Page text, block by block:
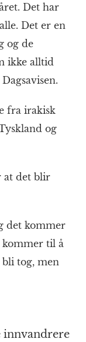
Det har
Det er en
og de
ikke alltid
fra irakisk
og
at det blir
det kommer
til å
tog, men
innvandrere